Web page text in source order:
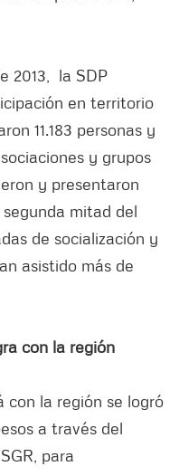
2013, la SDP
en territorio
11.183 personas y
y grupos
y presentaron
mitad del
de socialización y
asistido más de
con la región
con la región se logró
a través del
para